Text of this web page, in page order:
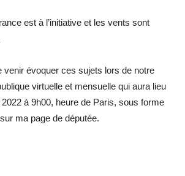
est à l’initiative et les vents sont
venir évoquer ces sujets lors de notre
virtuelle et mensuelle qui aura lieu
à 9h00, heure de Paris, sous forme
ma page de députée.